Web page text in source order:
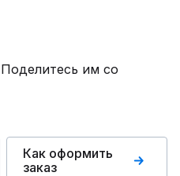
им со
Как оформить
заказ